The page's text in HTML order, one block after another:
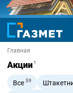
Главная
Акции1
Все 59